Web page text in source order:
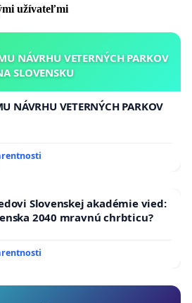
užívateľmi
NÁVRHU VETERNÝCH PARKOV
SLOVENSKU
NÁVRHU VETERNÝCH PARKOV
Slovenskej akadémie vied:
2040 mravnú chrbticu?